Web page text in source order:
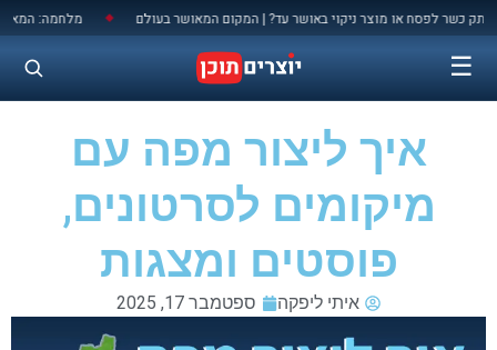
לתוכן מלחמה: המאני ◆ לפסח או מוצר ניקוי באושר עד? | המקום המאושר בעולם
☰
איך ליצור מפה עם
מיקומים לסרטונים,
פוסטים ומצגות
איתי ליפקה ספטמבר 17, 2025